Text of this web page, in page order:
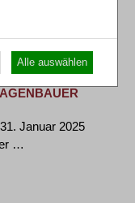
Januar 2025
…
Alle auswählen